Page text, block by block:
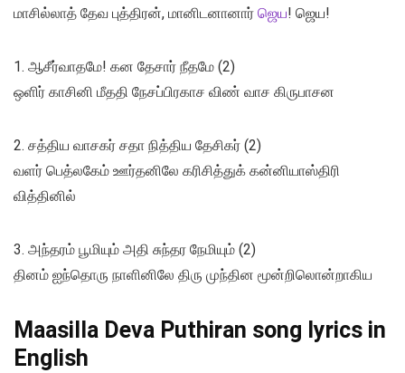
மாசில்லாத் தேவ புத்திரன், மானிடனானார் ஜெய! ஜெய!
1. ஆசீர்வாதமே! கன தேசார் நீதமே (2)
ஒளிர் காசினி மீததி நேசப்பிரகாச விண் வாச கிருபாசன
2. சத்திய வாசகர் சதா நித்திய தேசிகர் (2)
வளர் பெத்லகேம் ஊர்தனிலே கரிசித்துக் கன்னியாஸ்திரி
வித்தினில்
3. அந்தரம் பூமியும் அதி சுந்தர நேமியும் (2)
தினம் ஐந்தொரு நாளினிலே திரு முந்தின மூன்றிலொன்றாகிய
Maasilla Deva Puthiran song lyrics in
English